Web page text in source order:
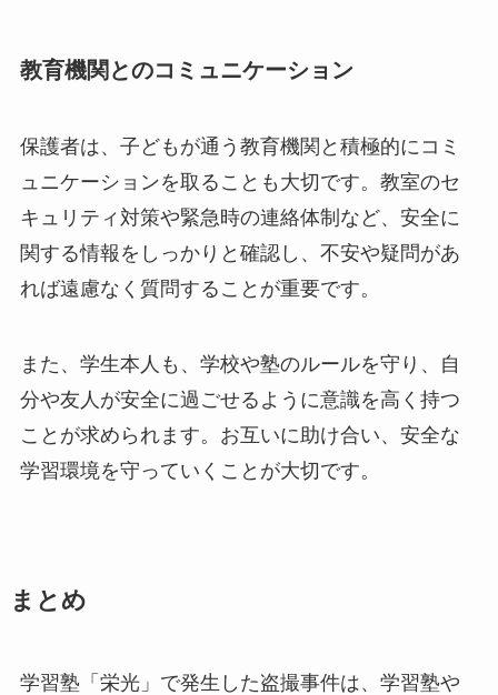
教育機関とのコミュニケーション
保護者は、子どもが通う教育機関と積極的にコミ
ュニケーションを取ることも大切です。教室のセ
キュリティ対策や緊急時の連絡体制など、安全に
関する情報をしっかりと確認し、不安や疑問があ
れば遠慮なく質問することが重要です。
また、学生本人も、学校や塾のルールを守り、自
分や友人が安全に過ごせるように意識を高く持つ
ことが求められます。お互いに助け合い、安全な
学習環境を守っていくことが大切です。
まとめ
学習塾「栄光」で発生した盗撮事件は、学習塾や